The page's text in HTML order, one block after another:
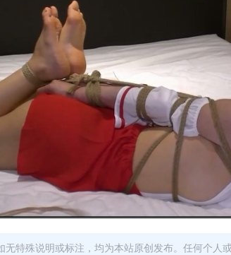
无特殊说明或标注，均为本站原创发布。任何个人